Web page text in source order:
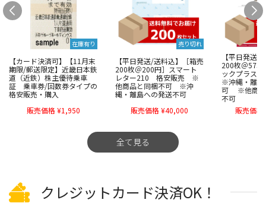
在庫有り
【カード決済可】【11月末
期限/郵送限定】近畿日本鉄
道（近鉄）株主優待乗車
証 乗車券/回数券タイプの
格安販売・購入
販売価格 ¥1,950
売り切れ
【平日発送/送料込】［箱売
200枚＠200円］スマート
レター210 格安販売 ※
他商品と同梱不可 ※沖
縄・離島への発送不可
販売価格 ¥40,000
【平日発送/
200枚＠575
ックプラス
※沖縄・離島
可 ※他商品
不可
販売価
全て見る
クレジットカード決済OK！